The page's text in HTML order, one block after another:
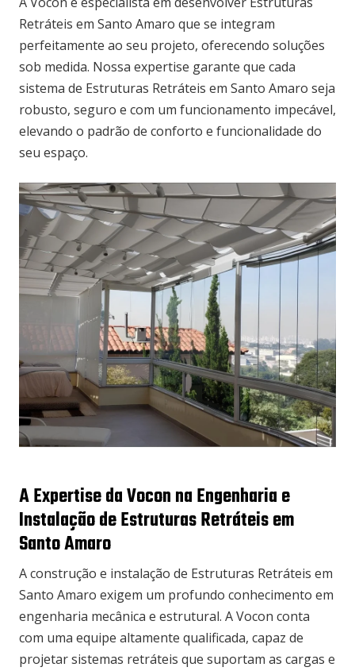
Retráteis em Santo Amaro que se integram
perfeitamente ao seu projeto, oferecendo soluções
sob medida. Nossa expertise garante que cada
sistema de Estruturas Retráteis em Santo Amaro seja
robusto, seguro e com um funcionamento impecável,
elevando o padrão de conforto e funcionalidade do
seu espaço.
A Expertise da Vocon na Engenharia e
Instalação de Estruturas Retráteis em
Santo Amaro
A construção e instalação de Estruturas Retráteis em
Santo Amaro exigem um profundo conhecimento em
engenharia mecânica e estrutural. A Vocon conta
com uma equipe altamente qualificada, capaz de
projetar sistemas retráteis que suportam as cargas e